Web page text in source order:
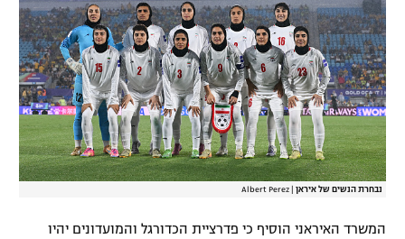
תגיות
המגזין
נבחרת הנשים של איראן Albert Perez
המשרד האיראני הוסיף כי פדרציית הכדורגל והמועדונים יהיו